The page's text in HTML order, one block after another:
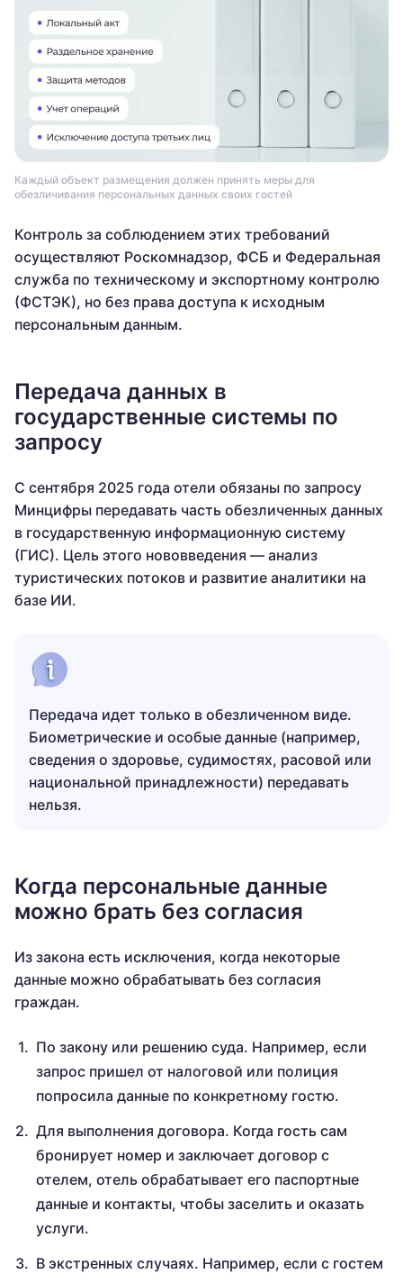
Каждый объект размещения должен принять меры для
обезличивания персональных данных своих гостей
Контроль за соблюдением этих требований
осуществляют Роскомнадзор, ФСБ и Федеральная
служба по техническому и экспортному контролю
(ФСТЭК), но без права доступа к исходным
персональным данным.
Передача данных в
государственные системы по
запросу
С сентября 2025 года отели обязаны по запросу
Минцифры передавать часть обезличенных данных
в государственную информационную систему
(ГИС). Цель этого нововведения — анализ
туристических потоков и развитие аналитики на
базе ИИ.
Передача идет только в обезличенном виде.
Биометрические и особые данные (например,
сведения о здоровье, судимостях, расовой или
национальной принадлежности) передавать
нельзя.
Когда персональные данные
можно брать без согласия
Из закона есть исключения, когда некоторые
данные можно обрабатывать без согласия
граждан.
По закону или решению суда. Например, если
запрос пришел от налоговой или полиция
попросила данные по конкретному гостю.
Для выполнения договора. Когда гость сам
бронирует номер и заключает договор с
отелем, отель обрабатывает его паспортные
данные и контакты, чтобы заселить и оказать
услуги.
В экстренных случаях. Например, если с гостем